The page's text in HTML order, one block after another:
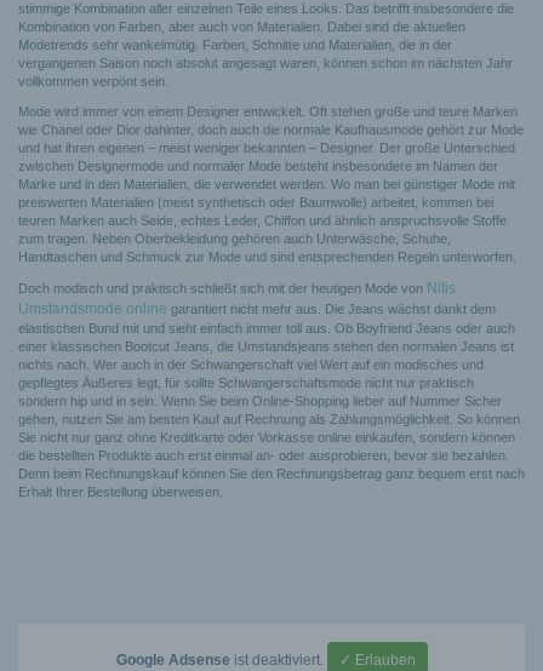
stimmige Kombination aller einzelnen Teile eines Looks. Das betrifft insbesondere die
Kombination von Farben, aber auch von Materialien. Dabei sind die aktuellen
Modetrends sehr wankelmütig. Farben, Schnitte und Materialien, die in der
vergangenen Saison noch absolut angesagt waren, können schon im nächsten Jahr
vollkommen verpönt sein.
Mode wird immer von einem Designer entwickelt. Oft stehen große und teure Marken
wie Chanel oder Dior dahinter, doch auch die normale Kaufhausmode gehört zur Mode
und hat ihren eigenen – meist weniger bekannten – Designer. Der große Unterschied
zwischen Designermode und normaler Mode besteht insbesondere im Namen der
Marke und in den Materialien, die verwendet werden. Wo man bei günstiger Mode mit
preiswerten Materialien (meist synthetisch oder Baumwolle) arbeitet, kommen bei
teuren Marken auch Seide, echtes Leder, Chiffon und ähnlich anspruchsvolle Stoffe
zum tragen. Neben Oberbekleidung gehören auch Unterwäsche, Schuhe,
Handtaschen und Schmuck zur Mode und sind entsprechenden Regeln unterworfen.
Doch modisch und praktisch schließt sich mit der heutigen Mode von Nitis
Umstandsmode online garantiert nicht mehr aus. Die Jeans wächst dankt dem
elastischen Bund mit und sieht einfach immer toll aus. Ob Boyfriend Jeans oder auch
einer klassischen Bootcut Jeans, die Umstandsjeans stehen den normalen Jeans ist
nichts nach. Wer auch in der Schwangerschaft viel Wert auf ein modisches und
gepflegtes Äußeres legt, für sollte Schwangerschaftsmode nicht nur praktisch
sondern hip und in sein. Wenn Sie beim Online-Shopping lieber auf Nummer Sicher
gehen, nutzen Sie am besten Kauf auf Rechnung als Zahlungsmöglichkeit. So können
Sie nicht nur ganz ohne Kreditkarte oder Vorkasse online einkaufen, sondern können
die bestellten Produkte auch erst einmal an- oder ausprobieren, bevor sie bezahlen.
Denn beim Rechnungskauf können Sie den Rechnungsbetrag ganz bequem erst nach
Erhalt Ihrer Bestellung überweisen.
Google Adsense ist deaktiviert. ✓ Erlauben